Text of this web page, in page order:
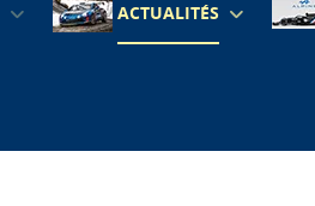
ACTUALITÉS